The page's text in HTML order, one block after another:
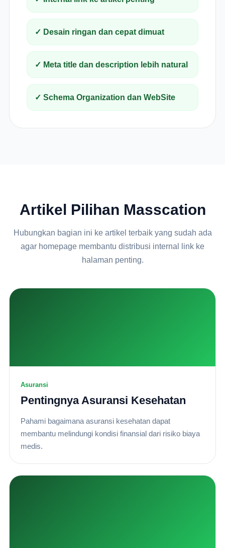
✓ Desain ringan dan cepat dimuat
✓ Meta title dan description lebih natural
✓ Schema Organization dan WebSite
Artikel Pilihan Masscation
Hubungkan bagian ini ke artikel terbaik yang sudah ada
agar homepage membantu distribusi internal link ke
halaman penting.
Asuransi
Pentingnya Asuransi Kesehatan
Pahami bagaimana asuransi kesehatan dapat
membantu melindungi kondisi finansial dari risiko biaya
medis.